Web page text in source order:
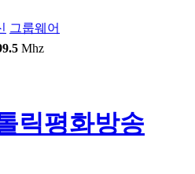
그룹웨어
Mhz